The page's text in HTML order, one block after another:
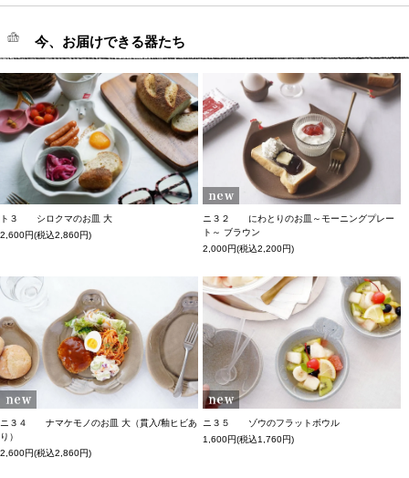
今、お届けできる器たち
ト３ シロクマのお皿 大
2,600円(税込2,860円)
ニ３２ にわとりのお皿～モーニングプレー
ト～ ブラウン
2,000円(税込2,200円)
ニ３４ ナマケモノのお皿 大（貫入/釉ヒビあ
り）
2,600円(税込2,860円)
ニ３５ ゾウのフラットボウル
1,600円(税込1,760円)